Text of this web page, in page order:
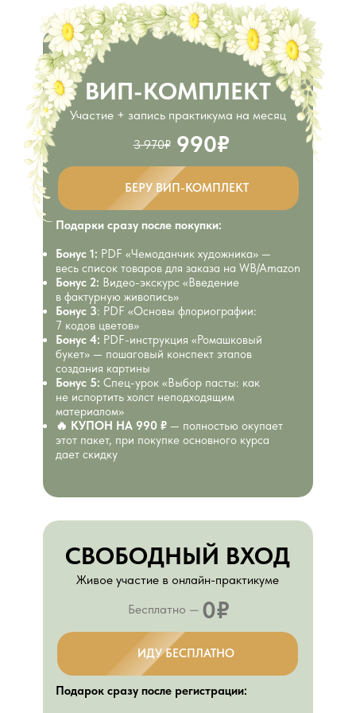
БЕРУ ВИП-КОМПЛЕКТ
3 970₽ 990₽
Подарки сразу после покупки:
Бонус 1: PDF «Чемоданчик художника» —
весь список товаров для заказа на WB/Amazon
Бонус 2: Видео-экскурс «Введение
в фактурную живопись»
Бонус 3: PDF «Основы флориографии:
7 кодов цветов»
Бонус 4: PDF-инструкция «Ромашковый
букет» — пошаговый конспект этапов
создания картины
Бонус 5: Спец-урок «Выбор пасты: как
не испортить холст неподходящим
материалом»
🔥 КУПОН НА 990 ₽ — полностью окупает
этот пакет, при покупке основного курса
дает скидку
ВИП-КОМПЛЕКТ
ИДУ БЕСПЛАТНО
Бесплатно — 0₽
Подарок сразу после регистрации:
Живое участие в онлайн-практикуме
СВОБОДНЫЙ ВХОД
Участие + запись практикума на месяц